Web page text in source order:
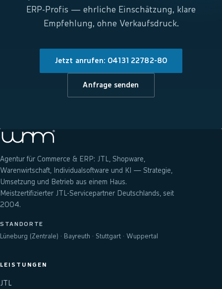
ERP-Profis — ehrliche Einschätzung, klare
Empfehlung, ohne Verkaufsdruck.
Jetzt anrufen: 04131 22782-80
Anfrage senden
Agentur für Commerce & ERP: JTL, Shopware,
Warenwirtschaft, Individualsoftware und KI — Strategie,
Umsetzung und Betrieb aus einem Haus.
Meistzertifizierter JTL-Servicepartner Deutschlands, seit
2004.
STANDORTE
Lüneburg (Zentrale) · Bayreuth · Stuttgart · Wuppertal
LEISTUNGEN
JTL